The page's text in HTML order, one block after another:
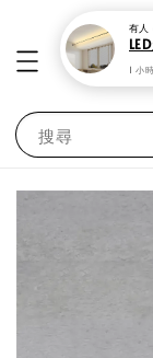
搜尋
有人
1 小